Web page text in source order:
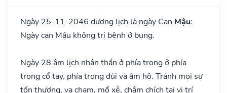
Ngày 25-11-2046 dương lịch là ngày Can Mậu:
Ngày can Mậu không trị bệnh ở bụng.
Ngày 28 âm lịch nhân thần ở phía trong ở phía
trong cổ tay, phía trong đùi và âm hộ. Tránh mọi sự
tổn thương, va chạm, mổ xẻ, châm chích tại vị trí